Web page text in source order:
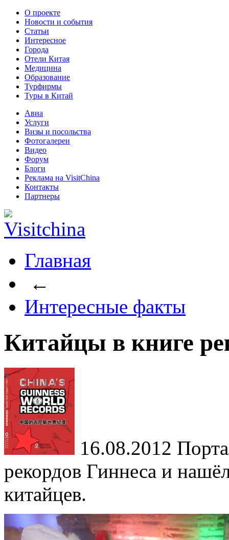
О проекте
Новости и события
Статьи
Интересное
Города
Отели Китая
Медицина
Образование
Турфирмы
Туры в Китай
Авиа
Услуги
Визы и посольства
Фотогалереи
Видео
Форум
Блоги
Реклама на VisitChina
Контакты
Партнеры
Главная
←
Интересные факты
Китайцы в книге
16.08.2012
рекордов Гиннеса и
китайцев.